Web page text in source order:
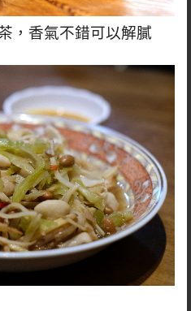
，香氣不錯可以解膩